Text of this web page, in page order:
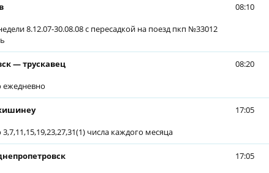
8.12.07-30.08.08 с пересадкой на поезд пкп №33012
08:10
— трускавец
ежедневно
08:20
числа каждого месяца
17:05
17:05